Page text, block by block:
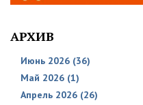
АРХИВ
Июнь 2026 (36)
Май 2026 (1)
Апрель 2026 (26)